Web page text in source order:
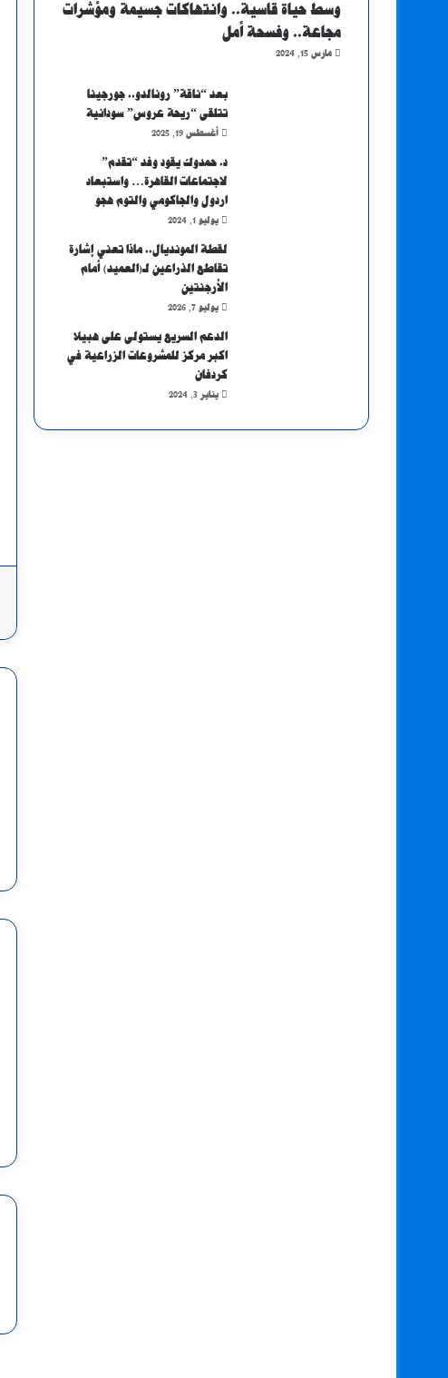
وسط حياة قاسية.. وانتهاكات جسيمة ومؤشرات
مجاعة.. وفسحة أمل
مارس 15, 2024
بعد “ناقة” رونالدو.. جورجينا
تتلقى “ريحة عروس” سودانية
أغسطس 19, 2025
د. حمدوك يقود وفد “تقدم”
لاجتماعات القاهرة… واستبعاد
اردول والجاكومي والتوم هجو
يوليو 1, 2024
لقطة المونديال.. ماذا تعني إشارة
تقاطع الذراعين لـ(العميد) أمام
الأرجنتين
يوليو 7, 2026
الدعم السريع يستولى على هبيلا
اكبر مركز للمشروعات الزراعية في
كردفان
يناير 3, 2024